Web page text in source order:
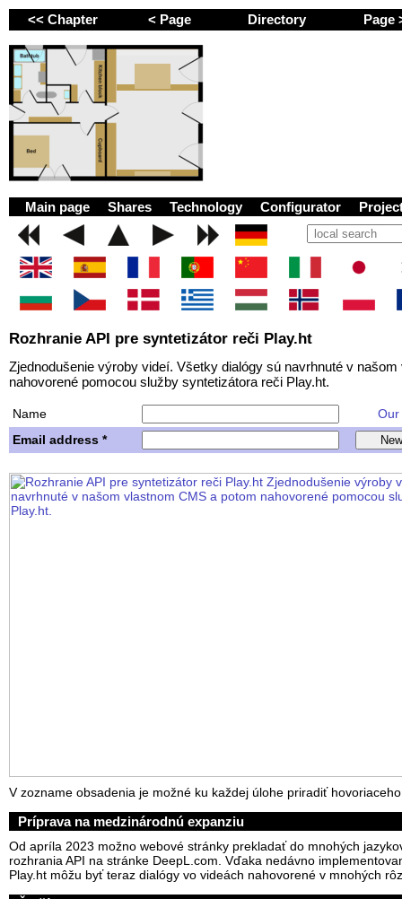
Rozhranie API pre syntetizátor reči Play.ht
Zjednodušenie výroby videí. Všetky dialógy sú navrhnuté v
nahovorené pomocou služby syntetizátora reči Play.ht.
Name
Our
Email address *
V zozname obsadenia je možné ku každej úlohe priradiť
Príprava na medzinárodnú expanziu
Od apríla 2023 možno webové stránky prekladať do mnohých
rozhrania API na stránke DeepL.com. Vďaka nedávno
Play.ht môžu byť teraz dialógy vo videách nahovorené v mnohých
<< Chapter < Page Directory
Main page Shares Technology Configurator